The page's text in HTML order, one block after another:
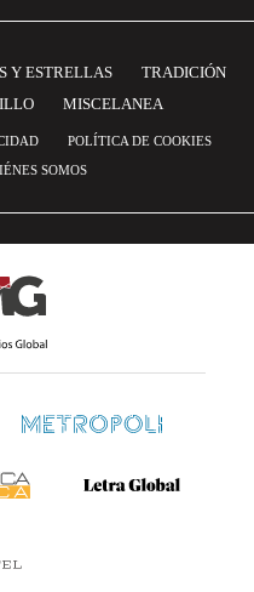
Y ESTRELLAS
TRADICIÓN
MISCELANEA
POLÍTICA DE COOKIES
SOMOS